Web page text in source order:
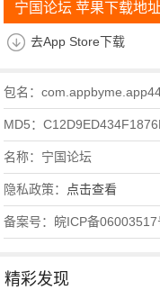
宁国论坛 苹果下载地
去App Store下载
包名：
MD5：
名称：宁国论坛
隐私政策： 点击查看
备案号：皖ICP备
精彩发现